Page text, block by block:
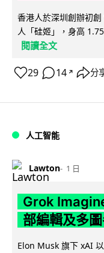
香港人於深圳創辦初
人「硅姬」，身高
閱讀全文
29 14 ↗ 分
人工智能
Lawton 1 日
Grok
部編輯及多
Elon Musk 旗下 xAI